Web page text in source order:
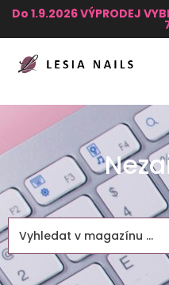
Do 1.9.2026 VÝPRODEJ